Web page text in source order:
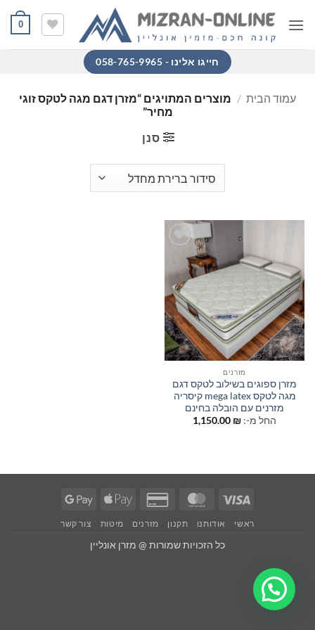
0
חייגו אלינו - 058-765-9965
עמוד הבית / מוצרים המתויגים “מזרן דגם מגה לטקס זוגי
מחיר”
סנן
שאהבתי
מזרנים
מזרן ספוגים בשילוב לטקס דגם
מגה לטקס mega latex קיסריה
מזרנים עם הובלה בחינם
החל מ-:
1,150.00 ₪
Visa
MasterCard
Credit
2
Apple
Google
ראשי אודותנו תקנון מזרנים מיטות צור קשר
כל הזכויות שמורות @ מזרן אונליין